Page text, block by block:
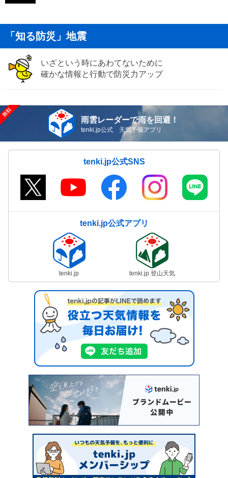
「知る防災」地震
いざという時にあわてないために
確かな情報と行動で防災力アップ
雨雲レーダーで雨を回避！
tenki.jp公式 天気予報アプリ
tenki.jp公式SNS
tenki.jp公式アプリ
tenki.jp tenki.jp 登山天気